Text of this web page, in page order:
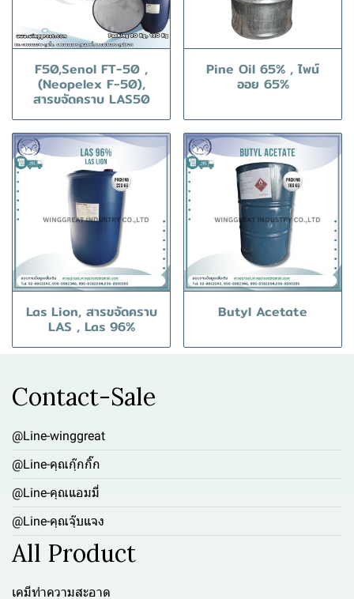
F50,Senol FT-50 ,
(Neopelex F-50),
สารขจัดคราบ LAS50
Pine Oil 65% , ไพน์
ออย 65%
Las Lion, สารขจัดคราบ
LAS , Las 96%
Butyl Acetate
Contact-Sale
@Line-winggreat
@Line-คุณกุ๊กกิ๊ก
@Line-คุณแอมมี่
@Line-คุณจุ๊บแจง
All Product
เคมีทำความสะอาด